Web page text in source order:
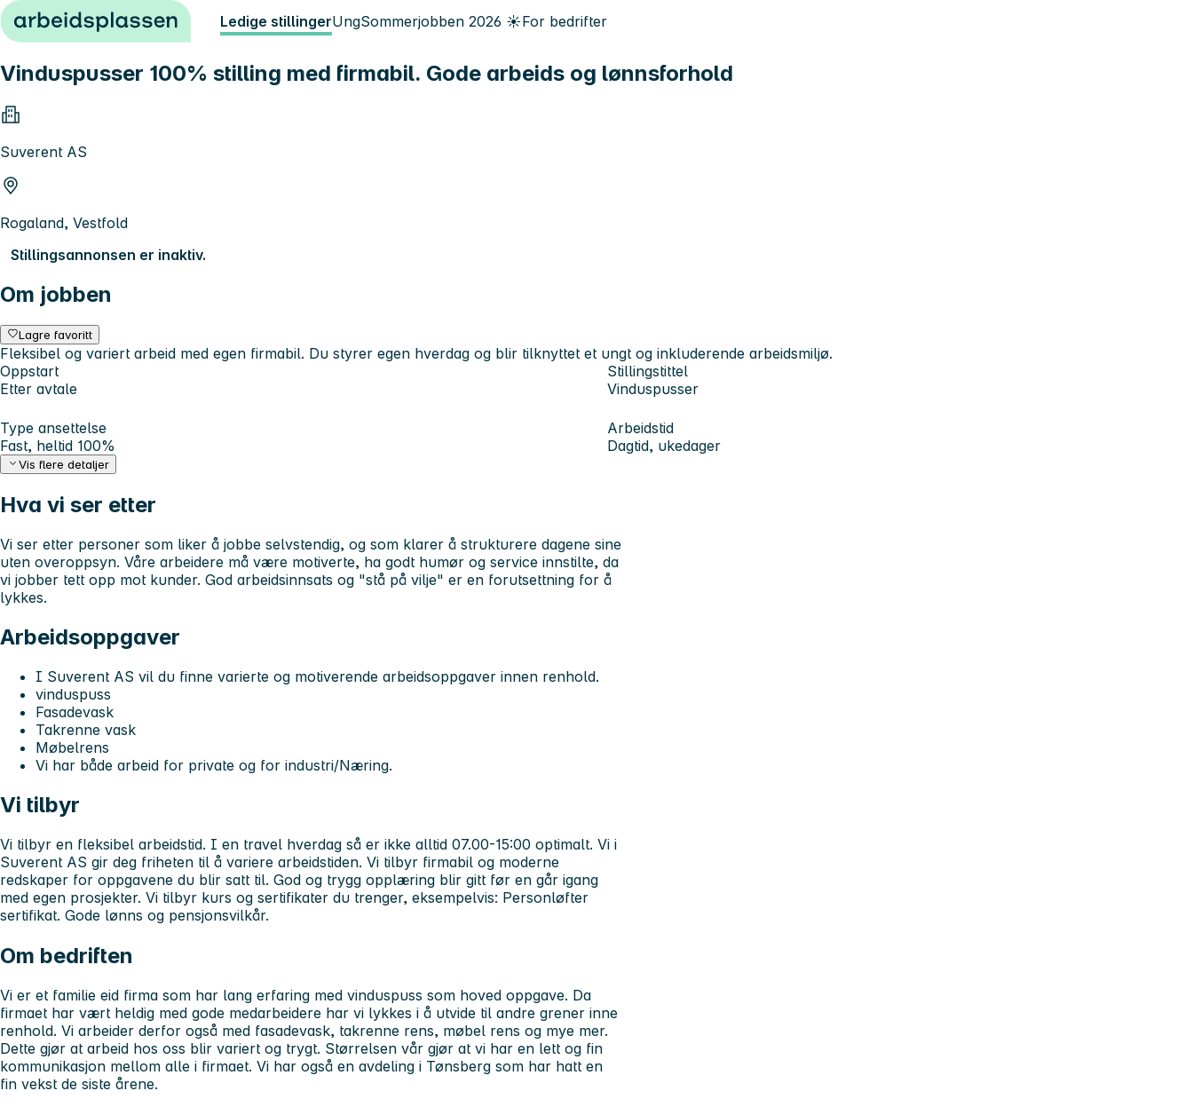
Hopp til innhold Ledige stillingerUngSommerjobben 2026 ☀️For bedrifter
Vinduspusser 100% stilling med firmabil. Gode arbeids og lønnsforhold
Suverent AS
Rogaland, Vestfold
Stillingsannonsen er inaktiv.
Om jobben
Lagre favoritt
Fleksibel og variert arbeid med egen firmabil. Du styrer egen hverdag og blir tilknyttet et ungt og inkluderende arbeidsmiljø.
Oppstart
Etter avtale
Stillingstittel
Vinduspusser
Type ansettelse
Fast, heltid 100%
Arbeidstid
Dagtid, ukedager
Vis flere detaljer
Hva vi ser etter
Vi ser etter personer som liker å jobbe selvstendig, og som klarer å strukturere dagene sine
uten overoppsyn. Våre arbeidere må være motiverte, ha godt humør og service innstilte, da
vi jobber tett opp mot kunder. God arbeidsinnsats og "stå på vilje" er en forutsettning for å
lykkes.
Arbeidsoppgaver
I Suverent AS vil du finne varierte og motiverende arbeidsoppgaver innen renhold.
vinduspuss
Fasadevask
Takrenne vask
Møbelrens
Vi har både arbeid for private og for industri/Næring.
Vi tilbyr
Vi tilbyr en fleksibel arbeidstid. I en travel hverdag så er ikke alltid 07.00-15:00 optimalt. Vi i
Suverent AS gir deg friheten til å variere arbeidstiden. Vi tilbyr firmabil og moderne
redskaper for oppgavene du blir satt til. God og trygg opplæring blir gitt før en går igang
med egen prosjekter. Vi tilbyr kurs og sertifikater du trenger, eksempelvis: Personløfter
sertifikat. Gode lønns og pensjonsvilkår.
Om bedriften
Vi er et familie eid firma som har lang erfaring med vinduspuss som hoved oppgave. Da
firmaet har vært heldig med gode medarbeidere har vi lykkes i å utvide til andre grener inne
renhold. Vi arbeider derfor også med fasadevask, takrenne rens, møbel rens og mye mer.
Dette gjør at arbeid hos oss blir variert og trygt. Størrelsen vår gjør at vi har en lett og fin
kommunikasjon mellom alle i firmaet. Vi har også en avdeling i Tønsberg som har hatt en
fin vekst de siste årene.